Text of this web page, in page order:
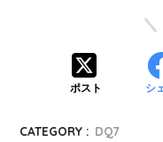
ポスト シ
CATEGORY : DQ7